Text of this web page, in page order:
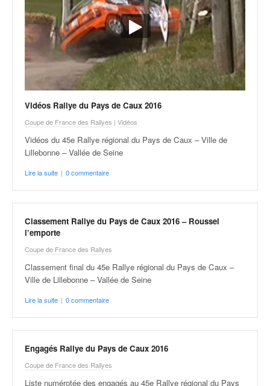
Vidéos Rallye du Pays de Caux 2016
Coupe de France des Rallyes | Vidéos
Vidéos du 45e Rallye régional du Pays de Caux – Ville de
Lillebonne – Vallée de Seine
Lire la suite | 0 commentaire
Classement Rallye du Pays de Caux 2016 – Roussel
l’emporte
Coupe de France des Rallyes
Classement final du 45e Rallye régional du Pays de Caux –
Ville de Lillebonne – Vallée de Seine
Lire la suite | 0 commentaire
Engagés Rallye du Pays de Caux 2016
Coupe de France des Rallyes
Liste numérotée des engagés au 45e Rallye régional du Pays